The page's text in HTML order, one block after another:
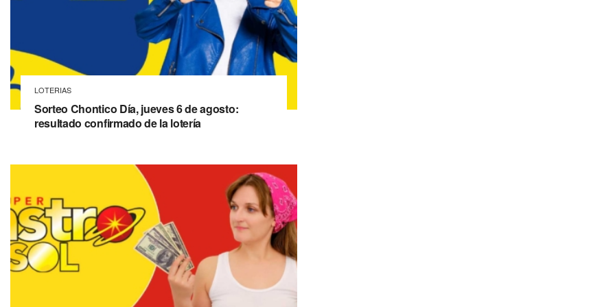
LOTERIAS
Sorteo Chontico Día, jueves 6 de agosto:
resultado confirmado de la lotería